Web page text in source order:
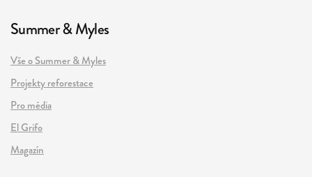
Summer & Myles
Vše o Summer & Myles
Projekty reforestace
Pro média
El Grifo
Magazín